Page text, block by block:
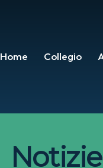
Home Collegio
Notizie